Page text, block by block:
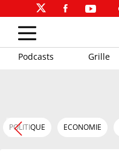
Podcasts Grille
POLITIQUE ECONOMIE